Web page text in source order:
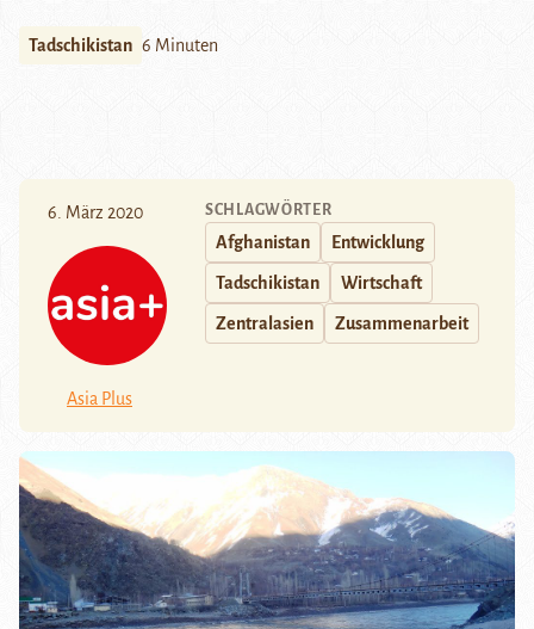
Tadschikistan 6 Minuten
6. März 2020
Asia Plus
SCHLAGWÖRTER
Afghanistan Entwicklung
Tadschikistan Wirtschaft
Zentralasien Zusammenarbeit